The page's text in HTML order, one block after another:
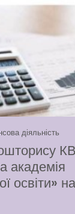
діяльність
академія
освіти» на